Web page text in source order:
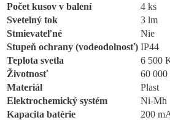
Počet kusov v balení
4 ks
Svetelný tok
3 lm
Stmievateľné
Nie
Stupeň ochrany (vodeodolnosť) IP44
Teplota svetla
6 500
Životnosť
60 000
Materiál
Plast
Elektrochemický systém
Ni-Mh
Kapacita batérie
200